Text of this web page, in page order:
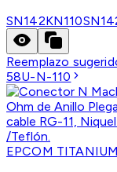
SN142KN110
Reemplazo
58U-N-110
EPCOM TITANIUM